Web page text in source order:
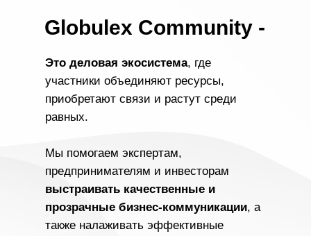
Globulex Community -
Это деловая экосистема, где
участники объединяют ресурсы,
приобретают связи и растут среди
равных.
Мы помогаем экспертам,
предпринимателям и инвесторам
выстраивать качественные и
прозрачные бизнес-коммуникации, а
также налаживать эффективные